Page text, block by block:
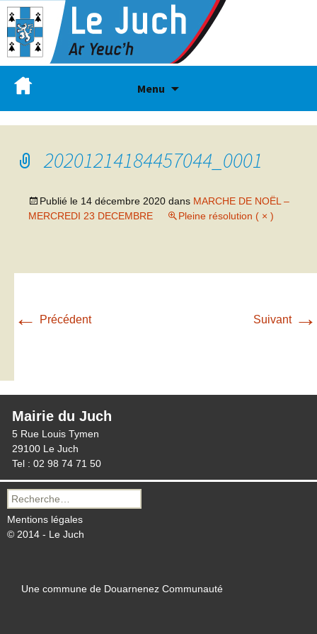
Menu
20201214184457044_0001
Publié le 14 décembre 2020 dans MARCHE DE NOËL –
MERCREDI 23 DECEMBRE
Pleine résolution ( × )
← Précédent Suivant →
Mairie du Juch
5 Rue Louis Tymen
29100 Le Juch
Tel : 02 98 74 71 50
Recherche
pour :
Mentions légales
© 2014 - Le Juch
Une commune de Douarnenez Communauté